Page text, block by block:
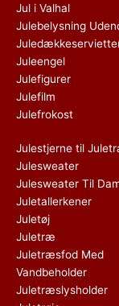
Jul i Valhal
Julebelysning
Juleengel
Julefigurer
Julefilm
Julefrokost
Julestjerne til
Julesweater
Julesweater Til
Juletallerkener
Juletøj
Juletræ
Juletræsfod Med
Vandbeholder
Juletræslysholder